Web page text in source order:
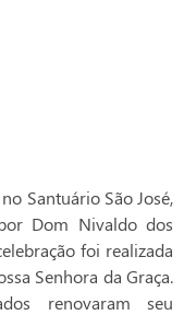
Santuário São José,
Dom Nivaldo dos
foi realizada
Senhora da Graça.
renovaram seu